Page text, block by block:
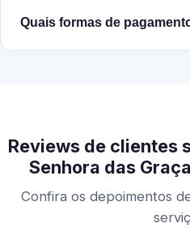
Quais formas de
Reviews de clientes
Senhora das
Confira os depoimentos